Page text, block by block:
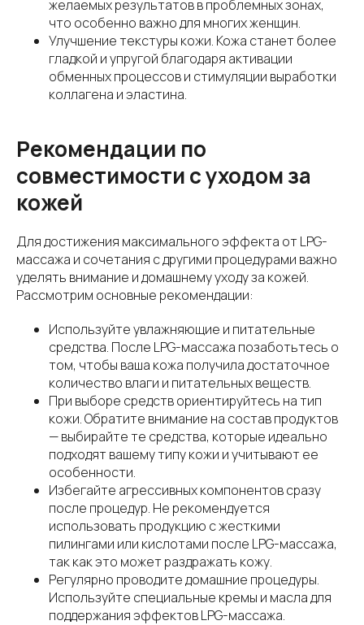
желаемых результатов в проблемных зонах,
что особенно важно для многих женщин.
Улучшение текстуры кожи. Кожа станет более
гладкой и упругой благодаря активации
обменных процессов и стимуляции выработки
коллагена и эластина.
Рекомендации по
совместимости с уходом за
кожей
Для достижения максимального эффекта от LPG-
массажа и сочетания с другими процедурами важно
уделять внимание и домашнему уходу за кожей.
Рассмотрим основные рекомендации:
Используйте увлажняющие и питательные
средства. После LPG-массажа позаботьтесь о
том, чтобы ваша кожа получила достаточное
количество влаги и питательных веществ.
При выборе средств ориентируйтесь на тип
кожи. Обратите внимание на состав продуктов
— выбирайте те средства, которые идеально
подходят вашему типу кожи и учитывают ее
особенности.
Избегайте агрессивных компонентов сразу
после процедур. Не рекомендуется
использовать продукцию с жесткими
пилингами или кислотами после LPG-массажа,
так как это может раздражать кожу.
Регулярно проводите домашние процедуры.
Используйте специальные кремы и масла для
поддержания эффектов LPG-массажа.